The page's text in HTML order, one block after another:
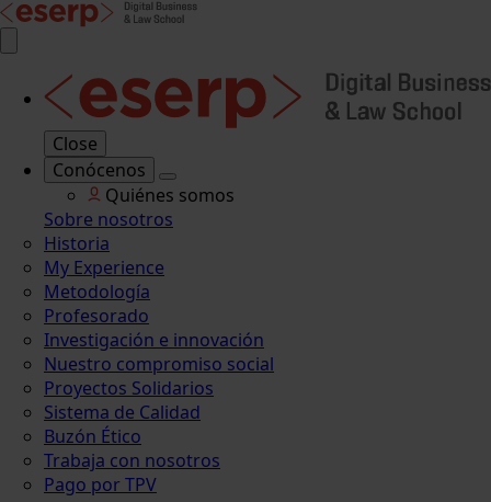
Close
Conócenos
Quiénes somos
Sobre nosotros
Historia
My Experience
Metodología
Profesorado
Investigación e innovación
Nuestro compromiso social
Proyectos Solidarios
Sistema de Calidad
Buzón Ético
Trabaja con nosotros
Pago por TPV